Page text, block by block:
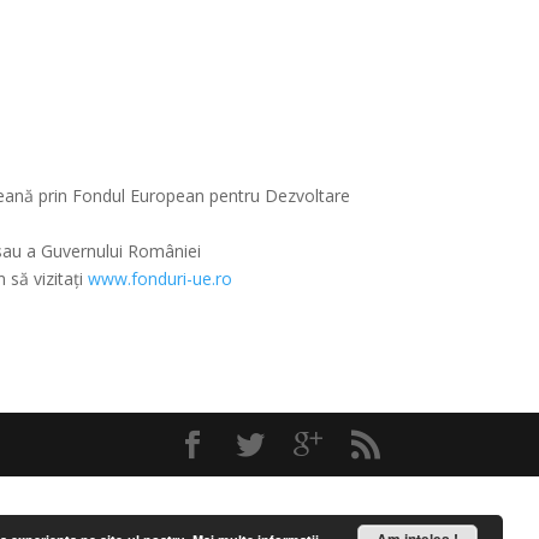
prin Fondul European pentru Dezvoltare
a Guvernului României
să vizitați www.fonduri-ue.ro